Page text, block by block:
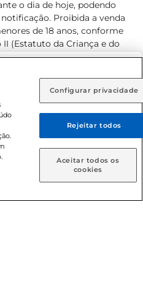
(GO)
Ou
como deseja receber
Retire em Loja
o dia de hoje, podendo
Proibida a venda
de 18 anos, conforme
II (Estatuto da Criança e do
exclusivos para o
compras on-line é de R$
Todos os direitos
Prezunic.
Configurar privacidade
Rejeitar todos
Aceitar todos os
cookies